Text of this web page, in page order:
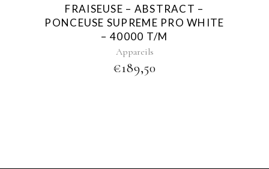
FRAISEUSE – ABSTRACT –
PONCEUSE SUPREME PRO WHITE
– 40000 T/M
Appareils
€189,50